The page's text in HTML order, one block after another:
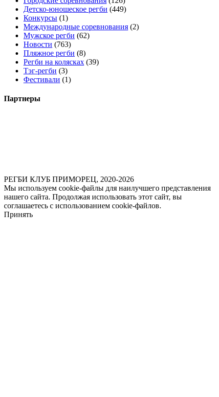
Детско-юношеское регби (449)
Конкурсы (1)
Международные соревнования (2)
Мужское регби (62)
Новости (763)
Пляжное регби (8)
Регби на колясках (39)
Тэг-регби (3)
Фестивали (1)
Партнеры
РЕГБИ КЛУБ ПРИМОРЕЦ, 2020-2026
Мы используем cookie-файлы для наилучшего представления
нашего сайта. Продолжая использовать этот сайт, вы
соглашаетесь с использованием cookie-файлов.
Принять